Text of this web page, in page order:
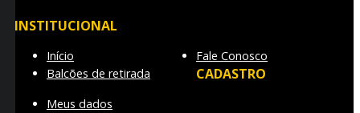
INSTITUCIONAL
Início
Fale Conosco
Balcões de retirada
CADASTRO
Meus dados